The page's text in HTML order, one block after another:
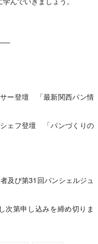
ー登壇 「最新関西パン情
ェフ登壇 「パンづくりの
及び第31回パンシェルジュ
次第申し込みを締め切りま